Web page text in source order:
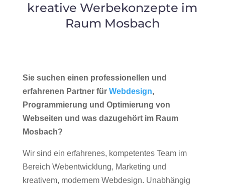
kreative Werbekonzepte im
Raum Mosbach
Sie suchen einen professionellen und
erfahrenen Partner für Webdesign,
Programmierung und Optimierung von
Webseiten und was dazugehört im Raum
Mosbach?
Wir sind ein erfahrenes, kompetentes Team im
Bereich Webentwicklung, Marketing und
kreativem, modernem Webdesign. Unabhängig